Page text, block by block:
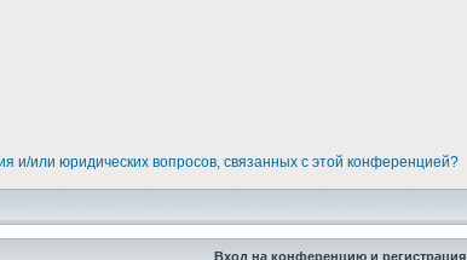
и/или юридических вопросов, связанных с этой конференцией?
Вход на конференцию и регистрация